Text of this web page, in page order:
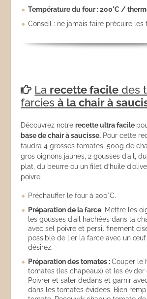
Température du four : 200°C /
Conseil : ne jamais faire précuire les
La recette facile des
farciesà la chair à
Découvrez notrerecette ultra facile
base de chair à saucisse. Pour cette
faudra 4 grosses tomates, 500g de
gros oignons jaunes, 2 gousses d’ail,
plat, du beurre ou un filet d’huile
poivre.
Préchauffer le four à 200°C.
Préparation de la farce: Mettre les
les gousses d’ail hachées dans la
avec sel poivre et persil finement
possible de lier la farce avec un œuf
désirez.
Préparation des tomates :Couper le
tomates (les chapeaux) et les évider
Poivrer et saler dedans et garnir
dans les tomates évidées. Bien